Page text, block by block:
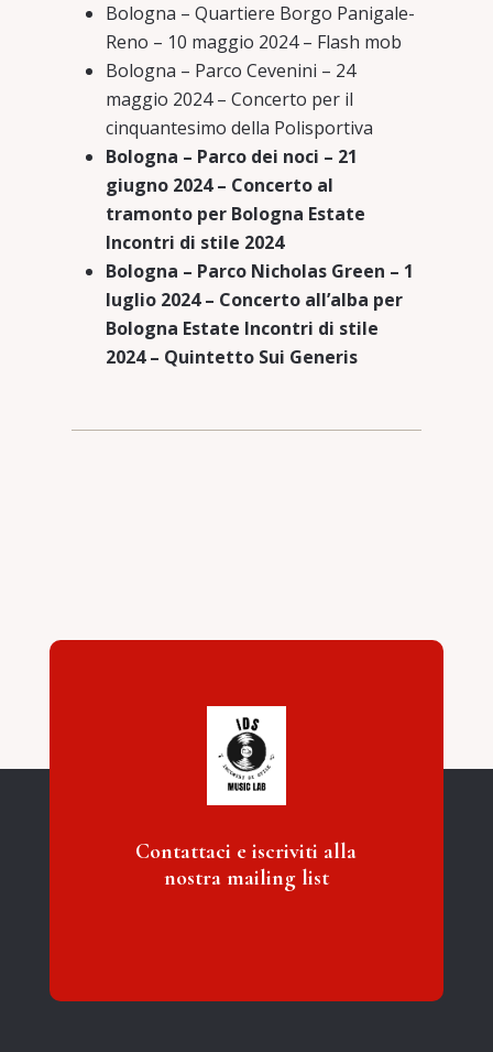
Bologna – Quartiere Borgo Panigale-
Reno – 10 maggio 2024 – Flash mob
Bologna – Parco Cevenini – 24
maggio 2024 – Concerto per il
cinquantesimo della Polisportiva
Bologna – Parco dei noci – 21
giugno 2024 – Concerto al
tramonto per Bologna Estate
Incontri di stile 2024
Bologna – Parco Nicholas Green – 1
luglio 2024 – Concerto all’alba per
Bologna Estate Incontri di stile
2024 – Quintetto Sui Generis
Contattaci e iscriviti alla
nostra mailing list